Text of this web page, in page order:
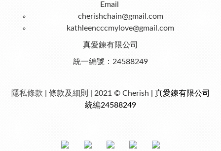
Email
cherishchain@gmail.com
kathleencccmylove@gmail.com
真愛鍊有限公司
統一編號：24588249
隱私條款 | 條款及細則 | 2021 © Cherish | 真愛鍊有限公司
統編24588249